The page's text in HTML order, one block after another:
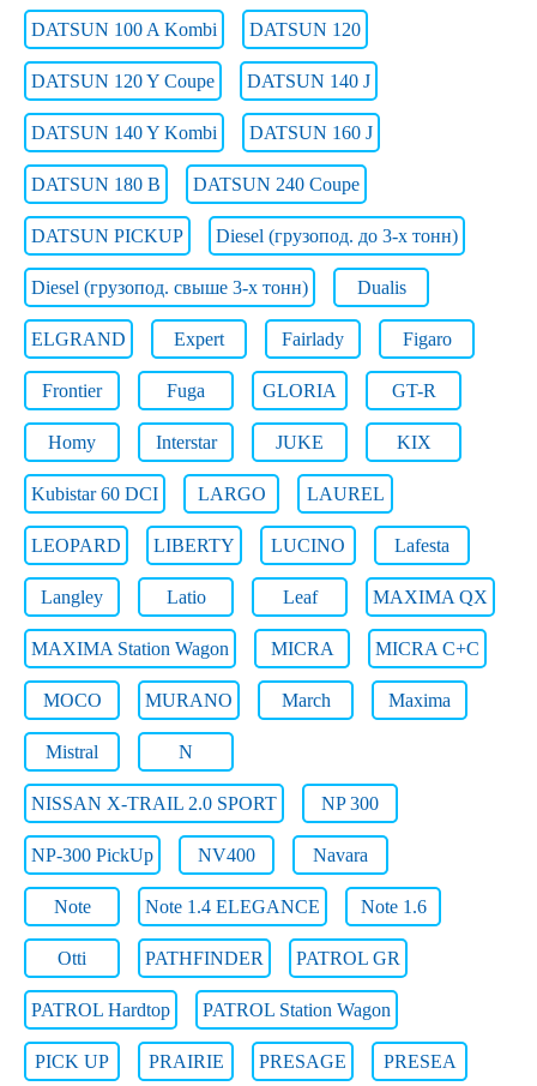
DATSUN 100 A Kombi DATSUN 120
DATSUN 120 Y Coupe DATSUN 140 J
DATSUN 140 Y Kombi DATSUN 160 J
DATSUN 180 B DATSUN 240 Coupe
DATSUN PICKUP Diesel (грузопод. до 3-х тонн)
Diesel (грузопод. свыше 3-х тонн) Dualis
ELGRAND Expert Fairlady Figaro
Frontier Fuga GLORIA GT-R
Homy Interstar JUKE KIX
Kubistar 60 DCI LARGO LAUREL
LEOPARD LIBERTY LUCINO Lafesta
Langley Latio Leaf MAXIMA QX
MAXIMA Station Wagon MICRA MICRA C+C
MOCO MURANO March Maxima
Mistral N
NISSAN X-TRAIL 2.0 SPORT NP 300
NP-300 PickUp NV400 Navara
Note Note 1.4 ELEGANCE Note 1.6
Otti PATHFINDER PATROL GR
PATROL Hardtop PATROL Station Wagon
PICK UP PRAIRIE PRESAGE PRESEA